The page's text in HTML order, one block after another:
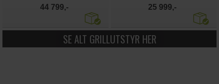
44 799,- 25 999,-
SE ALT GRILLUTSTYR HER